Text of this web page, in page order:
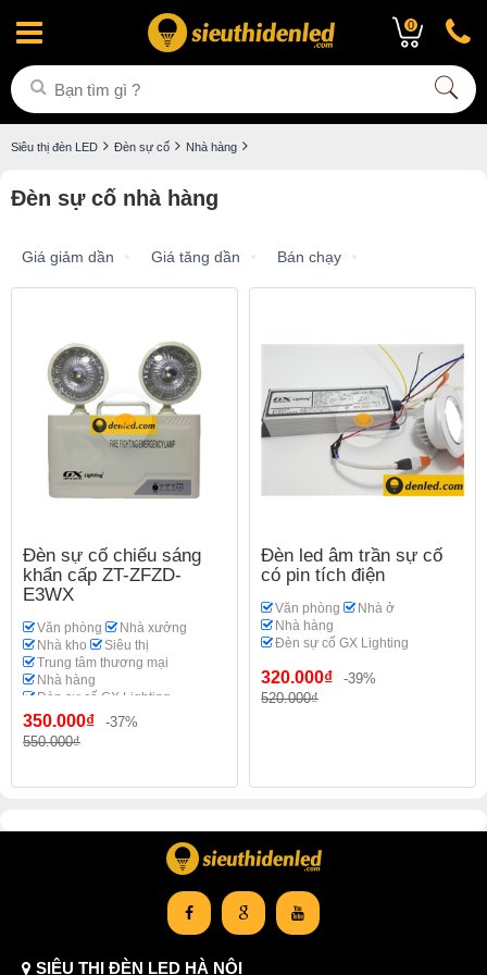
0
Siêu thị đèn LED Đèn sự cố Nhà hàng
Đèn sự cố nhà hàng
Giá giảm dần Giá tăng dần Bán chạy
Đèn sự cố chiếu sáng
khẩn cấp ZT-ZFZD-
E3WX
Văn phòng
Nhà xưởng
Nhà kho
Siêu thị
Trung tâm thương mại
Nhà hàng
Đèn sự cố GX Lighting
350.000₫
-37%
550.000₫
Đèn led âm trần sự cố
có pin tích điện
Văn phòng
Nhà ở
Nhà hàng
Đèn sự cố GX Lighting
320.000₫
-39%
520.000₫
SIÊU THỊ ĐÈN LED HÀ NỘI